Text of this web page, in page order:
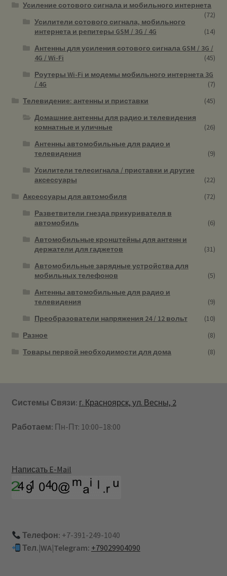
Усиление сотового сигнала и мобильного интернета
(72)
Усилители сотового сигнала, мобильного
интернета и репитеры GSM / 3G / 4G
(14)
Антенны для усиления сотового сигнала GSM / 3G /
4G / Wi-Fi
(45)
Роутеры Wi-Fi и модемы мобильного интернета 3G
/ 4G
(7)
Телевидение: антенны и приставки
(45)
Домашние антенны для радио и телевидения
комнатные и уличные
(26)
Антенны автомобильные для радио и
телевидения
(9)
Усилители телесигнала / приставки и другие
аксессуары
(22)
Аксессуары для автомобиля
(72)
Разветвители гнезда прикуривателя в
автомобиль
(6)
Автомобильные кронштейны для антенн и
держатели для гаджетов
(31)
Автомобильные зарядные устройства для
мобильных телефонов
(5)
Антенны автомобильные для радио и
телевидения
(9)
Преобразователи напряжения 24 / 12 вольт
(10)
Разное
(8)
Товары первой необходимости для дома
(8)
Системы Связи: г. Красноярск, ул. Весны, 2
Работаем: Пн-Пт: 10:00–18:00
Написать E-Mail
Телефон: +7-391-249-1040
Тел.|WA|Telegram: +79029904090